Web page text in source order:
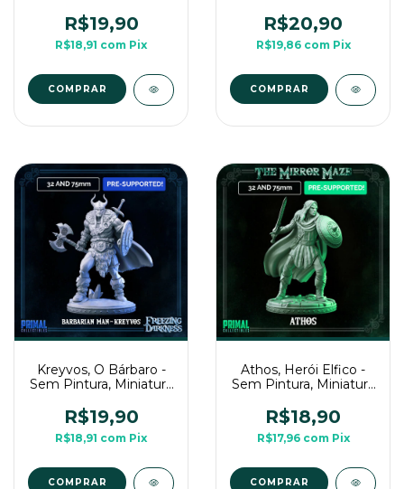
Mesa
R$19,90
R$18,91 com Pix
COMPRAR
Mesa
R$20,90
R$19,86 com Pix
COMPRAR
Kreyvos, O Bárbaro -
Sem Pintura, Miniatura
Mesa
R$19,90
R$18,91 com Pix
COMPRAR
Athos, Herói Elfico -
Sem Pintura, Miniatura
Mesa
R$18,90
R$17,96 com Pix
COMPRAR